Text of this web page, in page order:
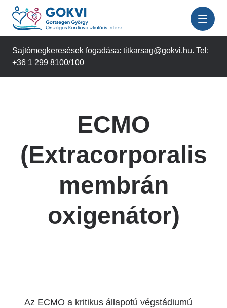
Ugrás
tartalomra
Sajtómegkeresések fogadása: titkarsag@gokvi.hu. Tel:
+36 1 299 8100/100
ECMO
(Extracorporalis
membrán
oxigenátor)
Az ECMO a kritikus állapotú végstádiumú